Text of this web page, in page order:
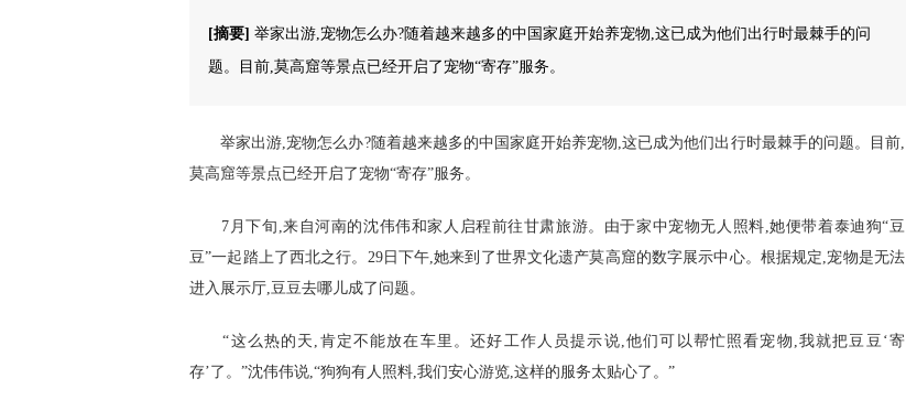
[摘要] 举家出游,宠物怎么办?随着越来越多的中国家庭开始养宠物,这已成为他们出行时最棘手的问
题。目前,莫高窟等景点已经开启了宠物“寄存”服务。
举家出游,宠物怎么办?随着越来越多的中国家庭开始养宠物,这已成为他们出行时最棘手的问题。目前,
莫高窟等景点已经开启了宠物“寄存”服务。
7月下旬,来自河南的沈伟伟和家人启程前往甘肃旅游。由于家中宠物无人照料,她便带着泰迪狗“豆
豆”一起踏上了西北之行。29日下午,她来到了世界文化遗产莫高窟的数字展示中心。根据规定,宠物是无法
进入展示厅,豆豆去哪儿成了问题。
“这么热的天,肯定不能放在车里。还好工作人员提示说,他们可以帮忙照看宠物,我就把豆豆‘寄
存’了。”沈伟伟说,“狗狗有人照料,我们安心游览,这样的服务太贴心了。”